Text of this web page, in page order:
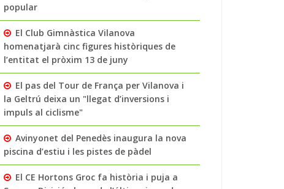
popular
El Club Gimnàstica Vilanova
homenatjarà cinc figures històriques de
l’entitat el pròxim 13 de juny
El pas del Tour de França per Vilanova i
la Geltrú deixa un "llegat d’inversions i
impuls al ciclisme"
Avinyonet del Penedès inaugura la nova
piscina d’estiu i les pistes de pàdel
El CE Hortons Groc fa història i puja a